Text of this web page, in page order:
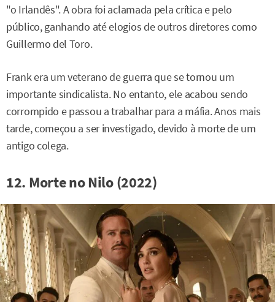
"o Irlandês". A obra foi aclamada pela crítica e pelo
público, ganhando até elogios de outros diretores como
Guillermo del Toro.
Frank era um veterano de guerra que se tornou um
importante sindicalista. No entanto, ele acabou sendo
corrompido e passou a trabalhar para a máfia. Anos mais
tarde, começou a ser investigado, devido à morte de um
antigo colega.
12. Morte no Nilo (2022)